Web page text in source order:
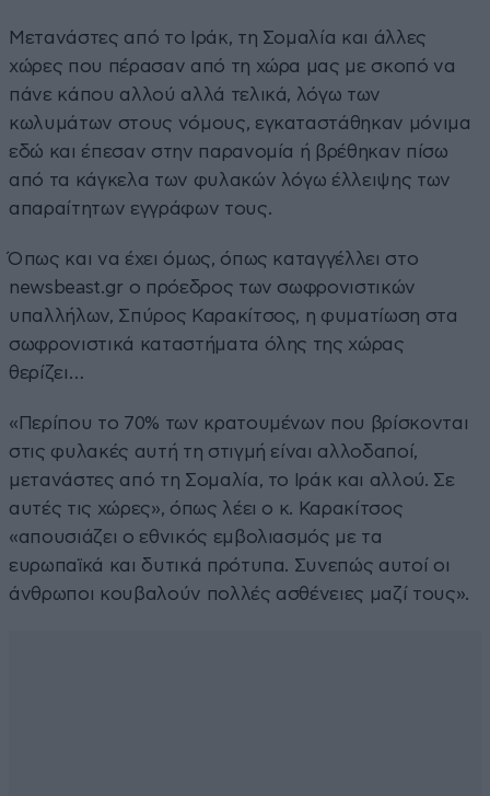
Μετανάστες από το Ιράκ, τη Σομαλία και άλλες
χώρες που πέρασαν από τη χώρα μας με σκοπό να
πάνε κάπου αλλού αλλά τελικά, λόγω των
κωλυμάτων στους νόμους, εγκαταστάθηκαν μόνιμα
εδώ και έπεσαν στην παρανομία ή βρέθηκαν πίσω
από τα κάγκελα των φυλακών λόγω έλλειψης των
απαραίτητων εγγράφων τους.
Όπως και να έχει όμως, όπως καταγγέλλει στο
newsbeast.gr ο πρόεδρος των σωφρονιστικών
υπαλλήλων, Σπύρος Καρακίτσος, η φυματίωση στα
σωφρονιστικά καταστήματα όλης της χώρας
θερίζει…
«Περίπου το 70% των κρατουμένων που βρίσκονται
στις φυλακές αυτή τη στιγμή είναι αλλοδαποί,
μετανάστες από τη Σομαλία, το Ιράκ και αλλού. Σε
αυτές τις χώρες», όπως λέει ο κ. Καρακίτσος
«απουσιάζει ο εθνικός εμβολιασμός με τα
ευρωπαϊκά και δυτικά πρότυπα. Συνεπώς αυτοί οι
άνθρωποι κουβαλούν πολλές ασθένειες μαζί τους».